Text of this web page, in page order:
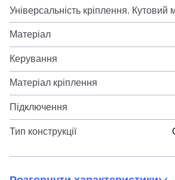
Універсальність кріплення. Кутовий
Матеріал
Керування
Матеріал кріплення
Підключення
Тип конструкції